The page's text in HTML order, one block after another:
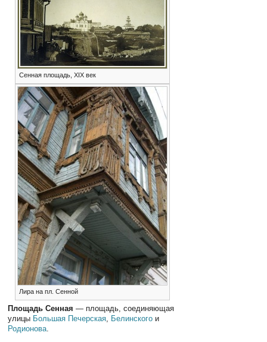
Сенная площадь, XIX век
Лира на пл. Сенной
Площадь Сенная — площадь, соединяющая
улицы Большая Печерская, Белинского и
Родионова.